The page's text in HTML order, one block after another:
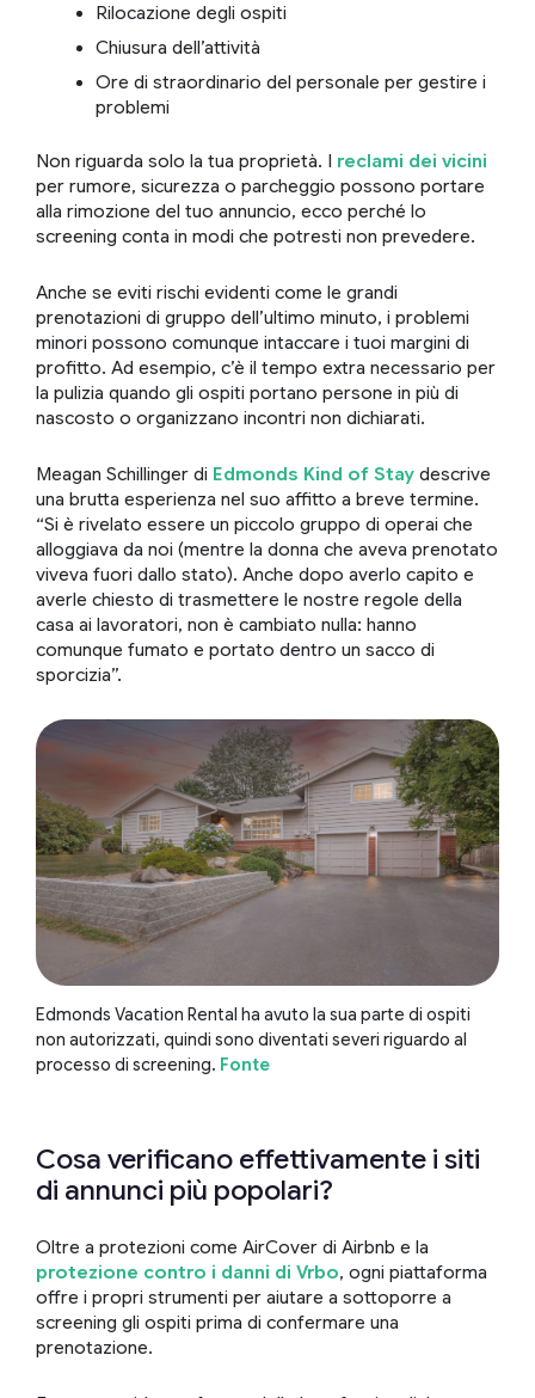
Rilocazione degli ospiti
Chiusura dell’attività
Ore di straordinario del personale per gestire i
problemi
Non riguarda solo la tua proprietà. I reclami dei vicini
per rumore, sicurezza o parcheggio possono portare
alla rimozione del tuo annuncio, ecco perché lo
screening conta in modi che potresti non prevedere.
Anche se eviti rischi evidenti come le grandi
prenotazioni di gruppo dell’ultimo minuto, i problemi
minori possono comunque intaccare i tuoi margini di
profitto. Ad esempio, c’è il tempo extra necessario per
la pulizia quando gli ospiti portano persone in più di
nascosto o organizzano incontri non dichiarati.
Meagan Schillinger di Edmonds Kind of Stay descrive
una brutta esperienza nel suo affitto a breve termine.
“Si è rivelato essere un piccolo gruppo di operai che
alloggiava da noi (mentre la donna che aveva prenotato
viveva fuori dallo stato). Anche dopo averlo capito e
averle chiesto di trasmettere le nostre regole della
casa ai lavoratori, non è cambiato nulla: hanno
comunque fumato e portato dentro un sacco di
sporcizia”.
Edmonds Vacation Rental ha avuto la sua parte di ospiti
non autorizzati, quindi sono diventati severi riguardo al
processo di screening. Fonte
Cosa verificano effettivamente i siti
di annunci più popolari?
Oltre a protezioni come AirCover di Airbnb e la
protezione contro i danni di Vrbo, ogni piattaforma
offre i propri strumenti per aiutare a sottoporre a
screening gli ospiti prima di confermare una
prenotazione.